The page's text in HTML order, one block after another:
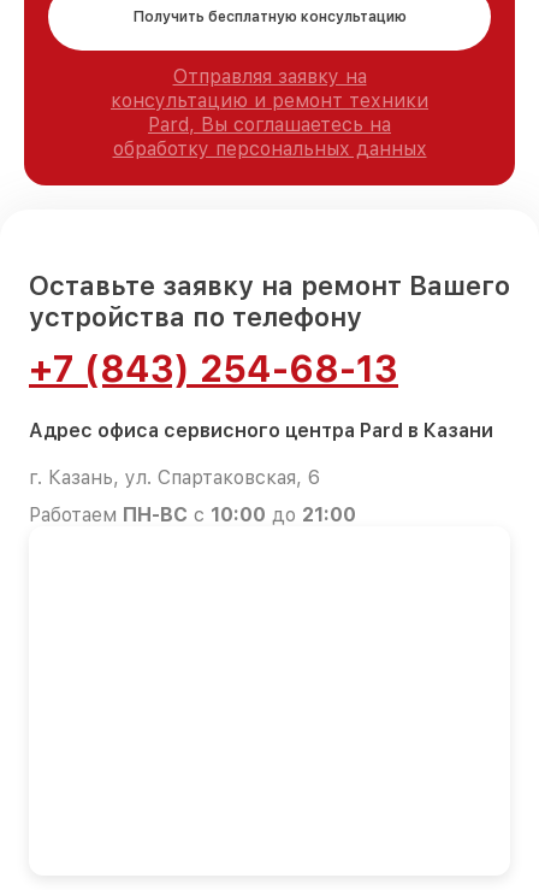
Получить бесплатную консультацию
Отправляя заявку на
консультацию и ремонт техники
Pard, Вы соглашаетесь на
обработку персональных данных
Оставьте заявку на ремонт Вашего
устройства по телефону
+7 (843) 254-68-13
Адрес офиса сервисного центра Pard в Казани
г. Казань, ул. Спартаковская, 6
Работаем ПН-ВС с 10:00 до 21:00